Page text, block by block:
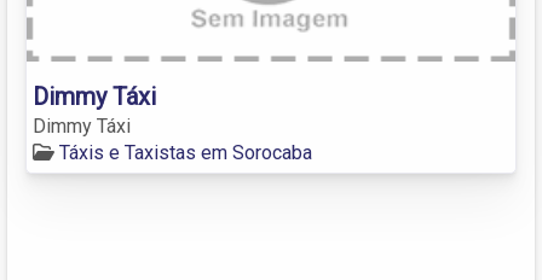
Dimmy Táxi
Dimmy Táxi
Táxis e Taxistas em Sorocaba